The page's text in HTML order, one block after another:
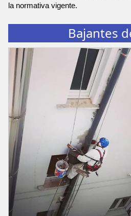
la normativa vigente.
Bajantes